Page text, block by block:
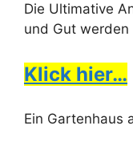
Die Ultimative
und Gut
Klick hier…
Ein Gartenhaus